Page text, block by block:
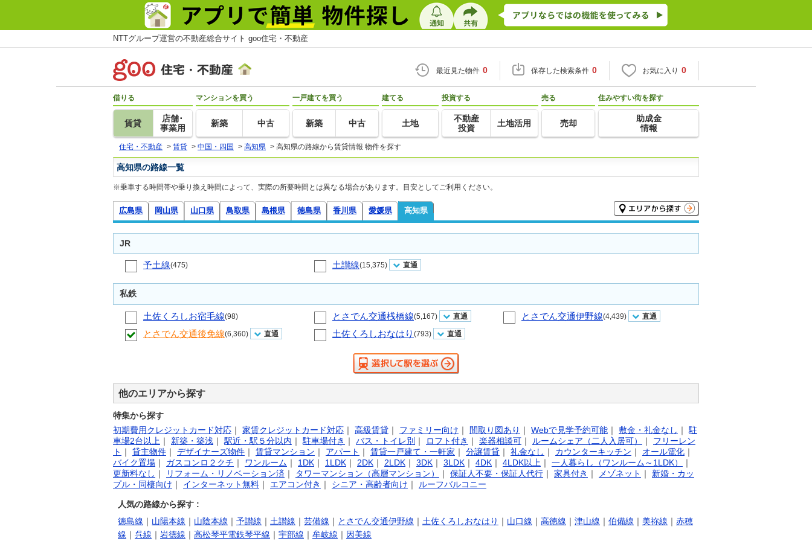
NTTグループ運営の不動産総合サイト goo住宅・不動産
最近見た物件 0 保存した検索条件 0 お気に入り 0
借りる
賃貸
店舗･
事業用
マンションを買う
新築 中古
一戸建てを買う
新築 中古
建てる
土地
投資する
不動産
投資
土地活用
売る
売却
住みやすい街を探す
助成金
情報
住宅・不動産 > 賃貸 > 中国・四国 > 高知県 > 高知県の路線から賃貸情報 物件を探す
高知県の路線一覧
※乗車する時間帯や乗り換え時間によって、実際の所要時間とは異なる場合があります。目安としてご利用ください。
広島県 岡山県 山口県 鳥取県 島根県 徳島県 香川県 愛媛県 高知県
JR
予土線(475) 土讃線(15,375) 直通
私鉄
土佐くろしお宿毛線(98) とさでん交通桟橋線(5,167) 直通 とさでん交通伊野線(4,439) 直通
とさでん交通後免線(6,360) 直通 土佐くろしおなはり(793) 直通
他のエリアから探す
特集から探す
初期費用クレジットカード対応 ｜ 家賃クレジットカード対応 ｜ 高級賃貸 ｜ ファミリー向け ｜ 間取り図あり ｜ Webで見学予約可能 ｜ 敷金・礼金なし ｜ 駐
車場2台以上 ｜ 新築・築浅 ｜ 駅近・駅５分以内 ｜ 駐車場付き ｜ バス・トイレ別 ｜ ロフト付き ｜ 楽器相談可 ｜ ルームシェア（二人入居可） ｜ フリーレン
ト ｜ 貸主物件 ｜ デザイナーズ物件 ｜ 賃貸マンション ｜ アパート ｜ 賃貸一戸建て・一軒家 ｜ 分譲賃貸 ｜ 礼金なし ｜ カウンターキッチン ｜ オール電化 ｜
バイク置場 ｜ ガスコンロ２クチ ｜ ワンルーム ｜ 1DK ｜ 1LDK ｜ 2DK ｜ 2LDK ｜ 3DK ｜ 3LDK ｜ 4DK ｜ 4LDK以上 ｜ 一人暮らし（ワンルーム～1LDK）
｜
更新料なし ｜ リフォーム・リノベーション済 ｜ タワーマンション（高層マンション） ｜ 保証人不要・保証人代行 ｜ 家具付き ｜ メゾネット ｜ 新婚・カッ
プル・同棲向け ｜ インターネット無料 ｜ エアコン付き ｜ シニア・高齢者向け ｜ ルーフバルコニー
人気の路線から探す :
徳島線 ｜ 山陽本線 ｜ 山陰本線 ｜ 予讃線 ｜ 土讃線 ｜ 芸備線 ｜ とさでん交通伊野線 ｜ 土佐くろしおなはり ｜ 山口線 ｜ 高徳線 ｜ 津山線 ｜ 伯備線 ｜ 美祢線 ｜ 赤穂
線 ｜ 呉線 ｜ 岩徳線 ｜ 高松琴平電鉄琴平線 ｜ 宇部線 ｜ 牟岐線 ｜ 因美線